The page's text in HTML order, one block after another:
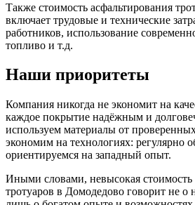
Также стоимость асфальтирования
включает трудовые и технические
работников, использование
топливо и т.д.
Наши приоритеты
Компания никогда не экономит на
каждое покрытие надёжным и
используем материалы от
экономим на технологиях: регулярно
ориентируемся на западный опыт.
Иными словами, невысокая стоимость
тротуаров в Домодедово говорит не о